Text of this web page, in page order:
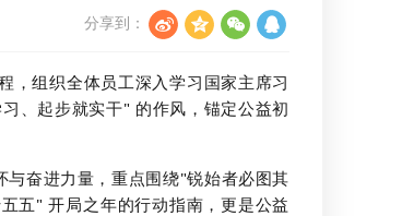
分享到：
，组织全体员工深入学习国家主席习
、起步就实干" 的作风，锚定公益初
与奋进力量，重点围绕"锐始者必图其
五" 开局之年的行动指南，更是公益